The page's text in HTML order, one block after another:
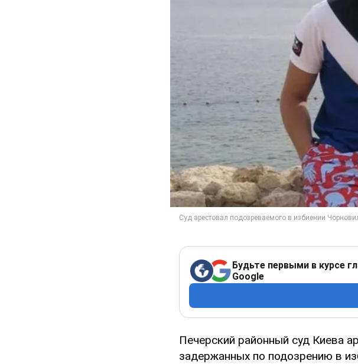
Будьте первыми в курсе
Google
Печерский районный суд Киева
задержанных по подозрению в